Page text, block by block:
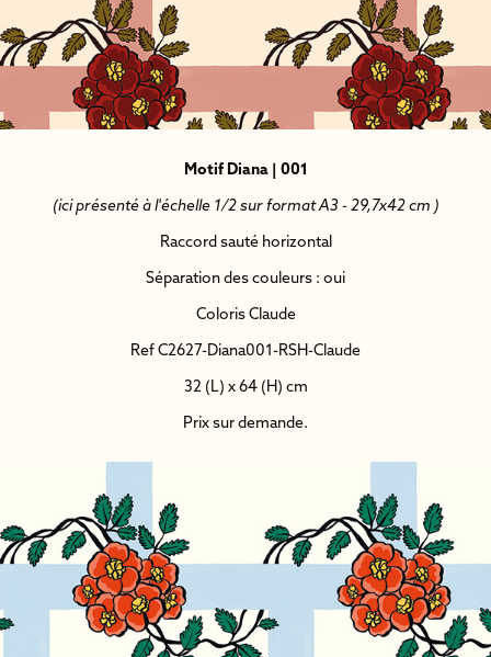
Motif Diana | 001
(ici présenté à l'échelle 1/2 sur format A3 - 29,7x42 cm )
Raccord sauté horizontal
Séparation des couleurs : oui
Coloris Claude
Ref C2627-Diana001-RSH-Claude
32 (L) x 64 (H) cm
Prix sur demande.